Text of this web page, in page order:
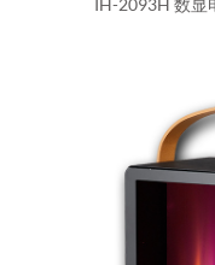
IH-2093H 数显